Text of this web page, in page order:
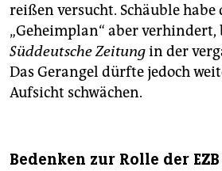
reißen versucht. Schäuble habe
„Geheimplan“ aber
Süddeutsche Zeitungin der
Das Gerangel dürfte jedoch
Aufsicht schwächen.
Bedenken zur Rolle der EZB